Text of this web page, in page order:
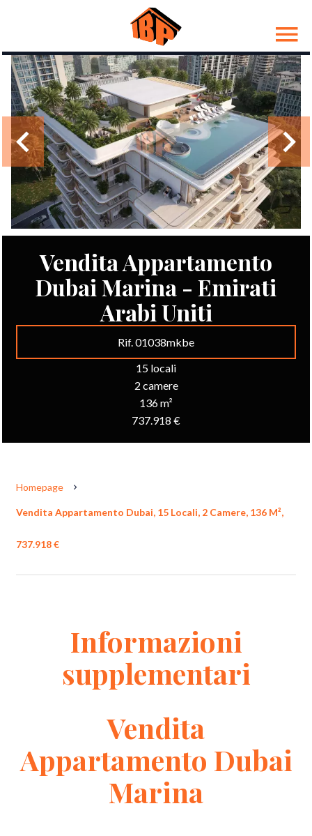
Vendita Appartamento
Dubai Marina - Emirati
Arabi Uniti
Rif. 01038mkbe
15 locali
2 camere
136 m²
737.918 €
Homepage
Vendita Appartamento Dubai, 15 Locali, 2 Camere, 136 M²,
737.918 €
Informazioni
supplementari
Vendita
Appartamento Dubai
Marina